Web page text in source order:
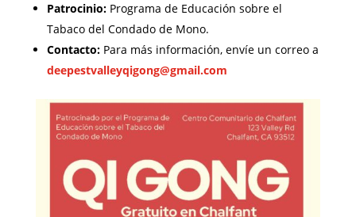
Patrocinio:Programa de Educación sobre el
Tabaco del Condado de Mono.
Contacto:Para más información, envíe un correo a
deepestvalleyqigong@gmail.com